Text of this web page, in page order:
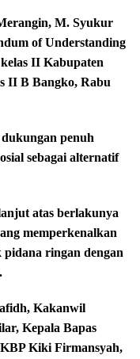
M. Syukur
of Understanding
II Kabupaten
II B Bangko, Rabu
dukungan penuh
sebagai alternatif
atas berlakunya
memperkenalkan
ringan dengan
Kakanwil
Kepala Bapas
Kiki Firmansyah,